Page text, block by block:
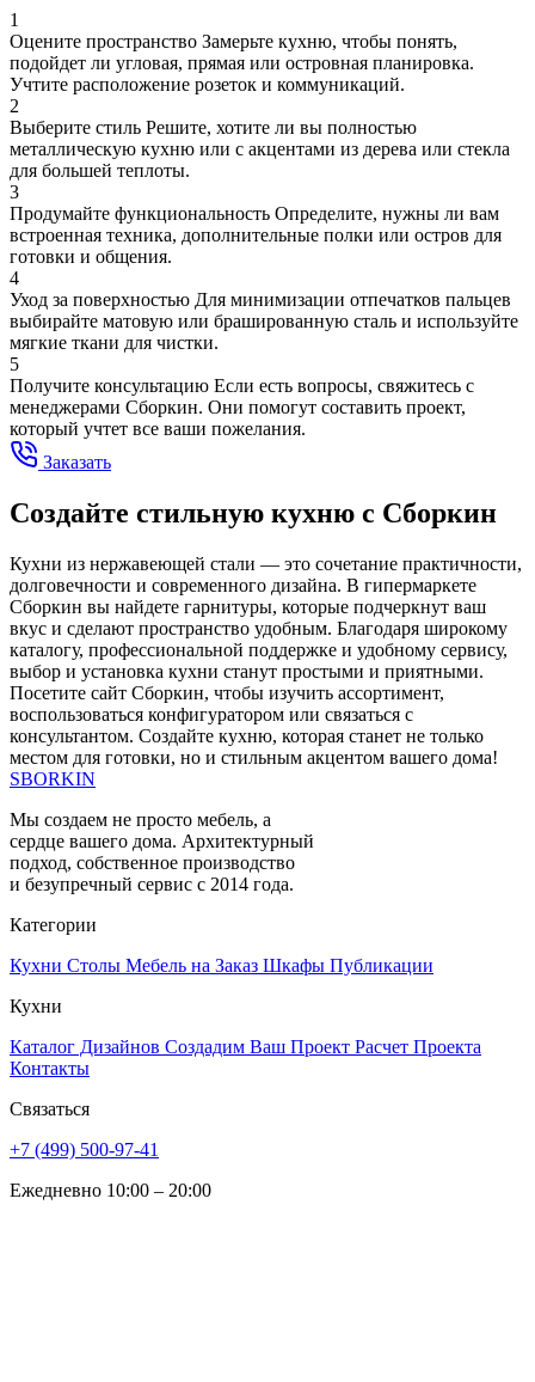
1
Оцените пространство Замерьте кухню, чтобы понять,
подойдет ли угловая, прямая или островная планировка.
Учтите расположение розеток и коммуникаций.
2
Выберите стиль Решите, хотите ли вы полностью
металлическую кухню или с акцентами из дерева или стекла
для большей теплоты.
3
Продумайте функциональность Определите, нужны ли вам
встроенная техника, дополнительные полки или остров для
готовки и общения.
4
Уход за поверхностью Для минимизации отпечатков пальцев
выбирайте матовую или брашированную сталь и используйте
мягкие ткани для чистки.
5
Получите консультацию Если есть вопросы, свяжитесь с
менеджерами Сборкин. Они помогут составить проект,
который учтет все ваши пожелания.
Заказать
Создайте стильную кухню с Сборкин
Кухни из нержавеющей стали — это сочетание практичности,
долговечности и современного дизайна. В гипермаркете
Сборкин вы найдете гарнитуры, которые подчеркнут ваш
вкус и сделают пространство удобным. Благодаря широкому
каталогу, профессиональной поддержке и удобному сервису,
выбор и установка кухни станут простыми и приятными.
Посетите сайт Сборкин, чтобы изучить ассортимент,
воспользоваться конфигуратором или связаться с
консультантом. Создайте кухню, которая станет не только
местом для готовки, но и стильным акцентом вашего дома!
SBORKIN
Мы создаем не просто мебель, а
сердце вашего дома. Архитектурный
подход, собственное производство
и безупречный сервис с 2014 года.
Категории
Кухни Столы Мебель на Заказ Шкафы Публикации
Кухни
Каталог Дизайнов Создадим Ваш Проект Расчет Проекта
Контакты
Связаться
+7 (499) 500-97-41
Ежедневно 10:00 – 20:00